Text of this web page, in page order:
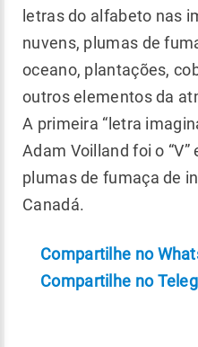
letras do alfabeto nas
nuvens, plumas de
oceano, plantações,
outros elementos da
A primeira “letra
Adam Voilland foi o
plumas de fumaça de
Canadá.
Compartilhe no
Compartilhe no